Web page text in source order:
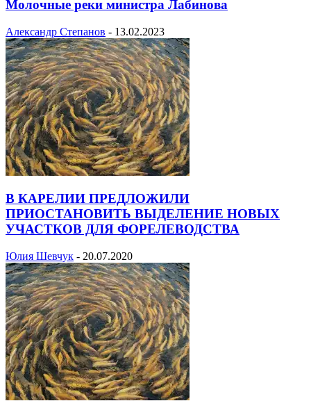
Молочные реки министра Лабинова
Александр Степанов - 13.02.2023
В КАРЕЛИИ ПРЕДЛОЖИЛИ
ПРИОСТАНОВИТЬ ВЫДЕЛЕНИЕ НОВЫХ
УЧАСТКОВ ДЛЯ ФОРЕЛЕВОДСТВА
Юлия Шевчук - 20.07.2020